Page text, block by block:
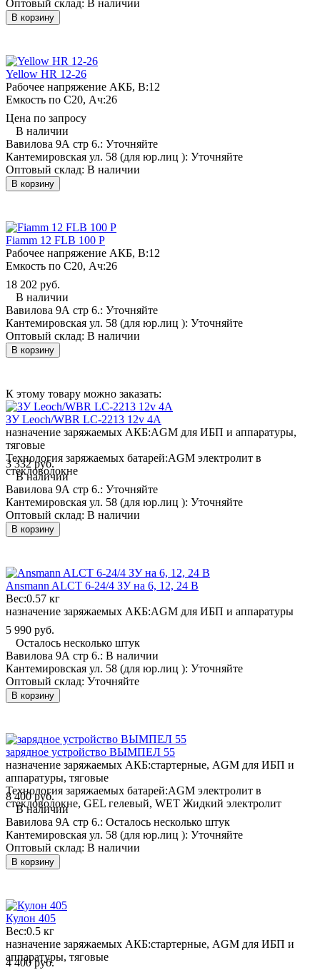
Оптовый склад: В наличии
В корзину
Yellow HR 12-26
Рабочее напряжение АКБ, B:12
Емкость по С20, Ач:26
Цена по запросу
В наличии
Вавилова 9А стр 6.: Уточняйте
Кантемировская ул. 58 (для юр.лиц ): Уточняйте
Оптовый склад: В наличии
В корзину
Fiamm 12 FLB 100 P
Рабочее напряжение АКБ, B:12
Емкость по С20, Ач:26
18 202 руб.
В наличии
Вавилова 9А стр 6.: Уточняйте
Кантемировская ул. 58 (для юр.лиц ): Уточняйте
Оптовый склад: В наличии
В корзину
К этому товару можно заказать:
ЗУ Leoch/WBR LC-2213 12v 4A
назначение заряжаемых АКБ:AGM для ИБП и аппаратуры,
тяговые
Технология заряжаемых батарей:AGM электролит в
стекловолокне
3 332 руб.
В наличии
Вавилова 9А стр 6.: Уточняйте
Кантемировская ул. 58 (для юр.лиц ): Уточняйте
Оптовый склад: В наличии
В корзину
Ansmann ALCT 6-24/4 ЗУ на 6, 12, 24 В
Вес:0.57 кг
назначение заряжаемых АКБ:AGM для ИБП и аппаратуры
5 990 руб.
Осталось несколько штук
Вавилова 9А стр 6.: В наличии
Кантемировская ул. 58 (для юр.лиц ): Уточняйте
Оптовый склад: Уточняйте
В корзину
зарядное устройство ВЫМПЕЛ 55
назначение заряжаемых АКБ:стартерные, AGM для ИБП и
аппаратуры, тяговые
Технология заряжаемых батарей:AGM электролит в
стекловолокне, GEL гелевый, WET Жидкий электролит
8 400 руб.
В наличии
Вавилова 9А стр 6.: Осталось несколько штук
Кантемировская ул. 58 (для юр.лиц ): Уточняйте
Оптовый склад: В наличии
В корзину
Кулон 405
Вес:0.5 кг
назначение заряжаемых АКБ:стартерные, AGM для ИБП и
аппаратуры, тяговые
4 400 руб.